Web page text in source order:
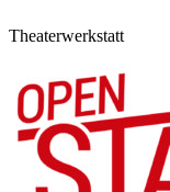
Theaterwerkstatt